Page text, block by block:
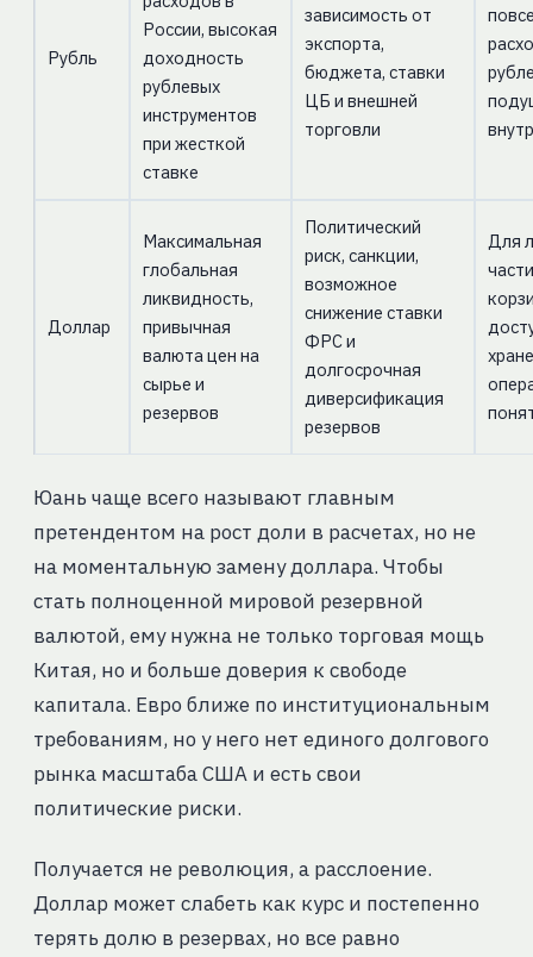
Рубль
России, высокая
доходность
рублевых
инструментов
при жесткой
ставке
зависимость от
экспорта,
бюджета, ставки
ЦБ и внешней
торговли
Доллар
Максимальная
глобальная
ликвидность,
привычная
валюта цен на
сырье и
резервов
Политический
риск, санкции,
возможное
снижение ставки
ФРС и
долгосрочная
диверсификация
резервов
Для
Юань чаще всего называют главным
претендентом на рост доли в расчетах, но не
на моментальную замену доллара. Чтобы
стать полноценной мировой резервной
валютой, ему нужна не только торговая мощь
Китая, но и больше доверия к свободе
капитала. Евро ближе по институциональным
требованиям, но у него нет единого долгового
рынка масштаба США и есть свои
политические риски.
Получается не революция, а расслоение.
Доллар может слабеть как курс и постепенно
терять долю в резервах, но все равно